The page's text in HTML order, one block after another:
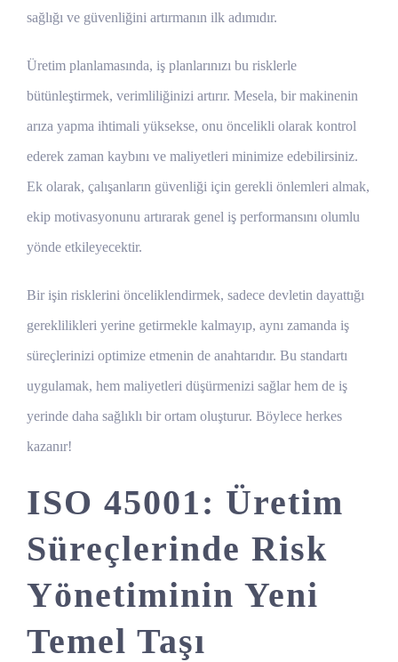
sağlığı ve güvenliğini artırmanın ilk adımıdır.
Üretim planlamasında, iş planlarınızı bu risklerle
bütünleştirmek, verimliliğinizi artırır. Mesela, bir makinenin
arıza yapma ihtimali yüksekse, onu öncelikli olarak kontrol
ederek zaman kaybını ve maliyetleri minimize edebilirsiniz.
Ek olarak, çalışanların güvenliği için gerekli önlemleri almak,
ekip motivasyonunu artırarak genel iş performansını olumlu
yönde etkileyecektir.
Bir işin risklerini önceliklendirmek, sadece devletin dayattığı
gereklilikleri yerine getirmekle kalmayıp, aynı zamanda iş
süreçlerinizi optimize etmenin de anahtarıdır. Bu standartı
uygulamak, hem maliyetleri düşürmenizi sağlar hem de iş
yerinde daha sağlıklı bir ortam oluşturur. Böylece herkes
kazanır!
ISO 45001: Üretim
Süreçlerinde Risk
Yönetiminin Yeni
Temel Taşı